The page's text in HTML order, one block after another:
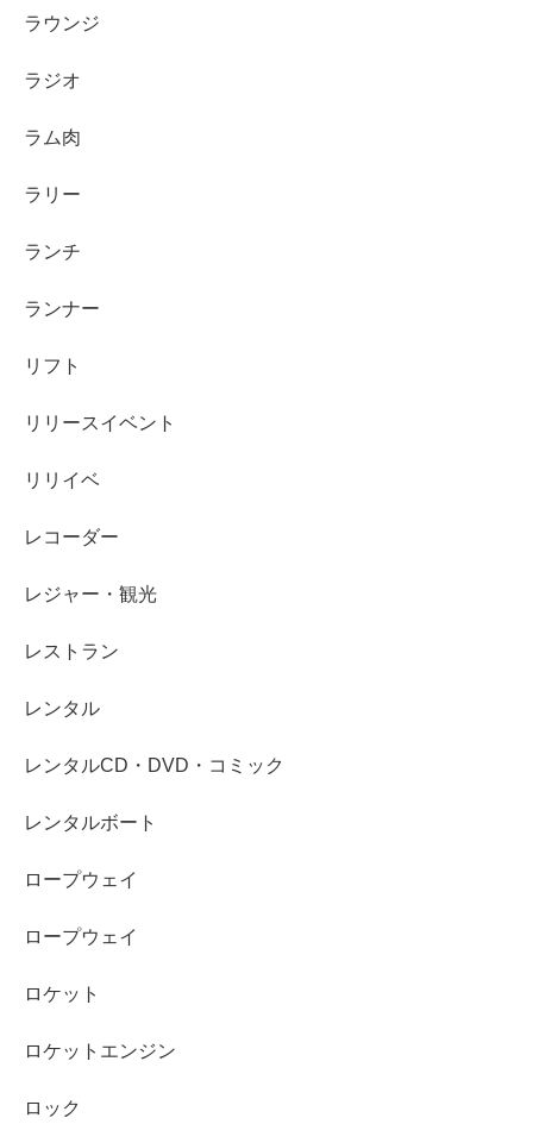
ラウンジ
ラジオ
ラム肉
ラリー
ランチ
ランナー
リフト
リリースイベント
リリイベ
レコーダー
レジャー・観光
レストラン
レンタル
レンタルCD・DVD・コミック
レンタルボート
ロープウェイ
ロープウェイ
ロケット
ロケットエンジン
ロック